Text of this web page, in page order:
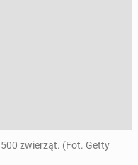
zwierząt. (Fot. Getty